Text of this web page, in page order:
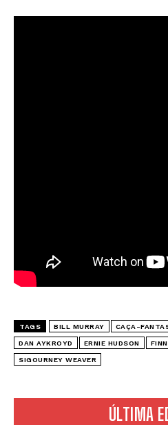
ÚLTIMA
TAGS BILL MURRAY CAÇA-
DAN AYKROYD ERNIE HUDSON
SIGOURNEY WEAVER